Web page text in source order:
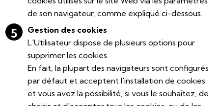
de son navigateur, comme expliqué ci-dessous.
Gestion des cookies
L'Utilisateur dispose de plusieurs options pour
supprimer les cookies.
En fait, la plupart des navigateurs sont configurés
par défaut et acceptent l'installation de cookies
et vous avez la possibilité, si vous le souhaitez, de